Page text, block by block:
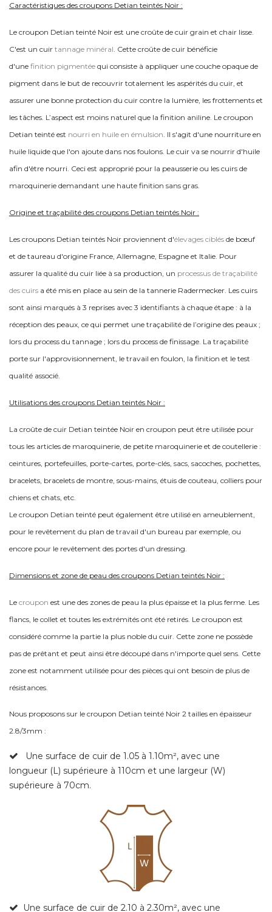
Caractéristiques des croupons Detian teintés Noir :
Le croupon Detian teinté Noir est une croûte de cuir grain et chair lisse.
C'est un cuir tannage minéral. Cette croûte de cuir bénéficie
d'une finition pigmentée qui consiste à appliquer une couche opaque de
pigment dans le but de recouvrir totalement les aspérités du cuir, et
assurer une bonne protection du cuir contre la lumière, les frottements et
les tâches. L’aspect est moins naturel que la finition aniline. Le croupon
Detian teinté est nourri en huile en émulsion. Il s'agit d'une nourriture en
huile liquide que l'on ajoute dans nos foulons. Le cuir va se nourrir d'huile
afin d'être nourri. Ceci est approprié pour la peausserie ou les cuirs de
maroquinerie demandant une haute finition sans gras.
Origine et traçabilité des croupons Detian teintés Noir :
Les croupons Detian teintés Noir proviennent d'élevages ciblés de bœuf
et de taureau d'origine France, Allemagne, Espagne et Italie. Pour
assurer la qualité du cuir liée à sa production, un processus de traçabilité
des cuirs a été mis en place au sein de la tannerie Radermecker. Les cuirs
sont ainsi marqués à 3 reprises avec 3 identifiants à chaque étape : à la
réception des peaux, ce qui permet une traçabilité de l’origine des peaux ;
lors du process du tannage ; lors du process de finissage. La traçabilité
porte sur l'approvisionnement, le travail en foulon, la finition et le test
qualité associé.
Utilisations des croupons Detian teintés Noir :
La croûte de cuir Detian teintée Noir en croupon peut être utilisée pour
tous les articles de maroquinerie, de petite maroquinerie et de coutellerie :
ceintures, portefeuilles, porte-cartes, porte-clés, sacs, sacoches, pochettes,
bracelets, bracelets de montre, sous-mains, étuis de couteau, colliers pour
chiens et chats, etc.
Le croupon Detian teinté peut également être utilisé en ameublement,
pour le revêtement du plan de travail d'un bureau par exemple, ou
encore pour le revêtement des portes d'un dressing.
Dimensions et zone de peau des croupons Detian teintés Noir :
Le croupon est une des zones de peau la plus épaisse et la plus ferme. Les
flancs, le collet et toutes les extrémités ont été retirés. Le croupon est
considéré comme la partie la plus noble du cuir. Cette zone ne possède
pas de prêtant et peut ainsi être découpé dans n'importe quel sens. Cette
zone est notamment utilisée pour des pièces qui ont besoin de plus de
résistances.
Nous proposons sur le croupon Detian teinté Noir 2 tailles en épaisseur
2.8/3mm :
Une surface de cuir de 1.05 à 1.10m², avec une
longueur (L) supérieure à 110cm et une largeur (W)
supérieure à 70cm.
Une surface de cuir de 2.10 à 2.30m², avec une